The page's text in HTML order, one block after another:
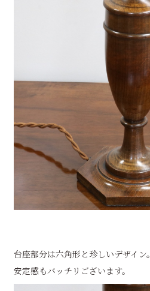
台座部分は六角形と珍しいデザイン。
安定感もバッチリございます。